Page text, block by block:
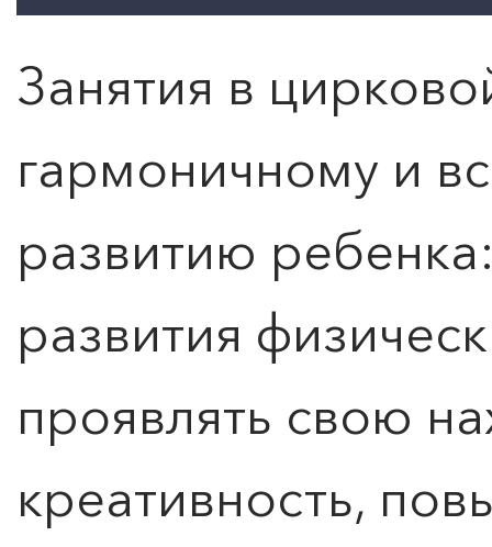
Занятия в
гармоничному и
развитию
развития
проявлять свою
креативность,
Расписание и стоимость